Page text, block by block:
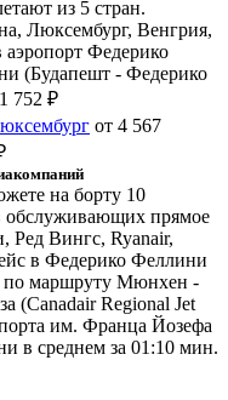
из 5 стран.
Люксембург, Венгрия,
Федерико
(Будапешт - Федерико
752 ₽
от 4 567
на борту 10
обслуживающих прямое
Ред Вингс, Ryanair,
в Федерико Феллини
по маршруту Мюнхен -
(Canadair Regional Jet
им. Франца Йозефа
в среднем за 01:10 мин.